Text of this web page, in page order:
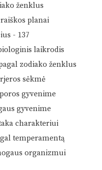
ženklus
planai
- 137
laikrodis
zodiako ženklus
sėkmė
gyvenime
gyvenime
charakteriui
temperamentą
organizmui